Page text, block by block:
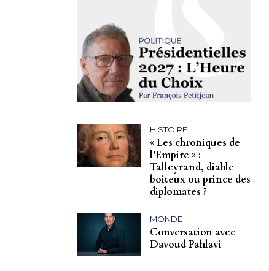
HISTOIRE
« Les chroniques de
l’Empire » :
Talleyrand, diable
boiteux ou prince des
diplomates ?
MONDE
Conversation avec
Davoud Pahlavi